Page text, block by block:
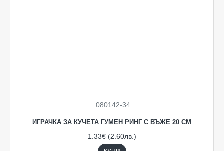
080142-34
ИГРАЧКА ЗА КУЧЕТА ГУМЕН РИНГ С ВЪЖЕ 20 СМ
1.33€ (2.60лв.)